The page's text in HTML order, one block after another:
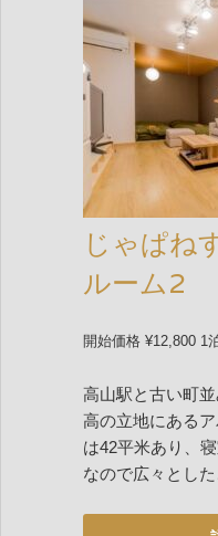
じゃぱね
ルーム2
開始価格 ¥12,800 1
高山駅と古い町
高の立地にある
は42平米あり、
なので広々とした